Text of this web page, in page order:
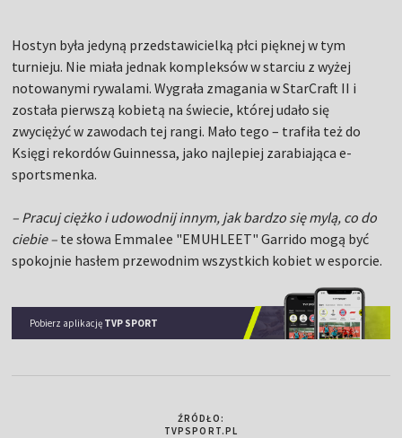
Hostyn była jedyną przedstawicielką płci pięknej w tym
turnieju. Nie miała jednak kompleksów w starciu z wyżej
notowanymi rywalami. Wygrała zmagania w StarCraft II i
została pierwszą kobietą na świecie, której udało się
zwyciężyć w zawodach tej rangi. Mało tego – trafiła też do
Księgi rekordów Guinnessa, jako najlepiej zarabiająca e-
sportsmenka.
– Pracuj ciężko i udowodnij innym, jak bardzo się mylą, co do
ciebie – te słowa Emmalee "EMUHLEET" Garrido mogą być
spokojnie hasłem przewodnim wszystkich kobiet w esporcie.
Pobierz aplikację TVP SPORT
ŹRÓDŁO:
TVPSPORT.PL